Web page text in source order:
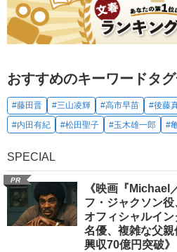
おすすめのキーワードタ
#藤田晋 #三山凌輝 #高市早苗 #後藤
#内田有紀
#松田聖子 #玉木雄一郎 #
SPECIAL
PR
《映画『Michael
フ・ジャクソン
オフィシャルイ
名優、複雑な父
興収70億円突破》